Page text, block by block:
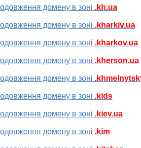
домену в зоні .kh.ua
домену в зоні .kharkiv.ua
домену в зоні .kharkov.ua
домену в зоні .kherson.ua
домену в зоні
домену в зоні .kids
домену в зоні .kiev.ua
домену в зоні .kim